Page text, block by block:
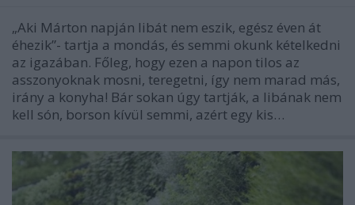
„Aki Márton napján libát nem eszik, egész éven át
éhezik”- tartja a mondás, és semmi okunk kételkedni
az igazában. Főleg, hogy ezen a napon tilos az
asszonyoknak mosni, teregetni, így nem marad más,
irány a konyha! Bár sokan úgy tartják, a libának nem
kell són, borson kívül semmi, azért egy kis…